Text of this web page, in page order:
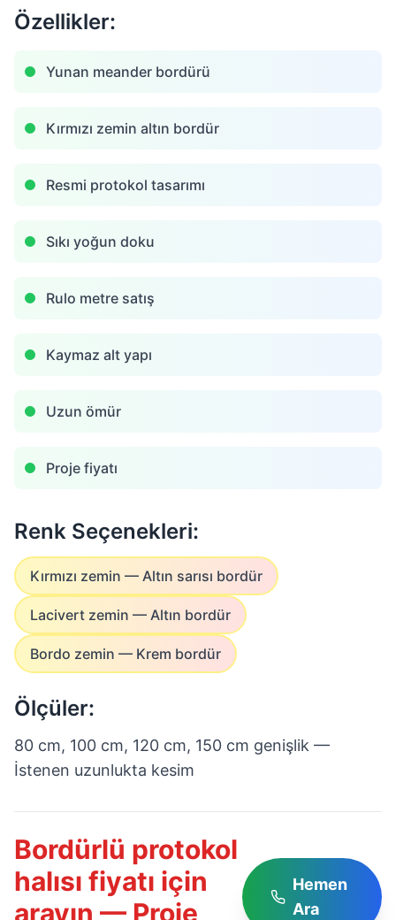
Özellikler:
Yunan meander bordürü
Kırmızı zemin altın bordür
Resmi protokol tasarımı
Sıkı yoğun doku
Rulo metre satış
Kaymaz alt yapı
Uzun ömür
Proje fiyatı
Renk Seçenekleri:
Kırmızı zemin — Altın sarısı bordür
Lacivert zemin — Altın bordür
Bordo zemin — Krem bordür
Ölçüler:
80 cm, 100 cm, 120 cm, 150 cm genişlik —
İstenen uzunlukta kesim
Bordürlü protokol
halısı fiyatı için
arayın — Proje
Hemen
Ara